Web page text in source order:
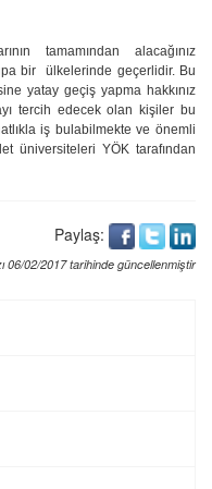
tamamından alacağınız
bir ülkelerinde geçerlidir. Bu
yatay geçiş yapma hakkınız
tercih edecek olan kişiler bu
iş bulabilmekte ve önemli
üniversiteleri YÖK tarafından
Paylaş:
06/02/2017 tarihinde güncellenmiştir